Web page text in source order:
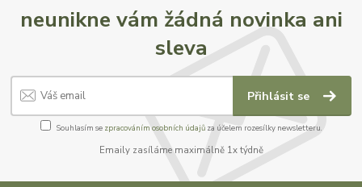
neunikne vám žádná novinka ani
sleva
Přihlásit se
Souhlasím se zpracováním osobních údajůza účelem rozesílky newsletteru.
Emaily zasíláme maximálně 1x týdně